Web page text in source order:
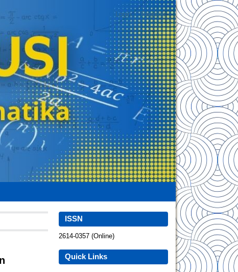
Login Register
ISSN
2614-0357 (Online)
Quick Links